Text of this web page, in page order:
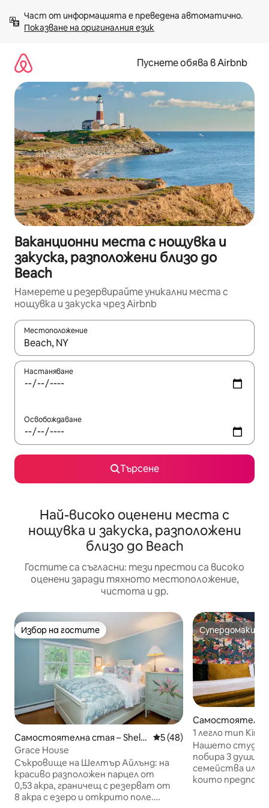
към
съдържанието
Показване на оригиналния език
Пуснете обява в Airbnb
Ваканционни места с нощувка и
закуска, разположени близо до
Beach
Намерете и резервирайте уникални места с
нощувка и закуска чрез Airbnb
Местоположение
Когато резултатите се покажат, използвайте
Настаняване
Освобождаване
Търсене
Най-високо оценени места с
нощувка и закуска, разположени
близо до Beach
Гостите са съгласни: тези престои са високо
оценени заради тяхното местоположение,
чистота и др.
Избор на гостите
Избор на гостите
Самостоятелна стая – Shelt
er Island
Средна оценка: 5 от 5,
5 (48)
Grace House
Съкровище на Шелтър Айлънд: на
красиво разположен парцел от
0,53 акра, граничещ с резерват от
8 акра с езеро и открито поле.
Супердомакин
Супердомакин
Самостоятелна
mpton Bays
1 легло тип
плажове/голф/
Нашето студио
побира 3 души и
семейства или
които